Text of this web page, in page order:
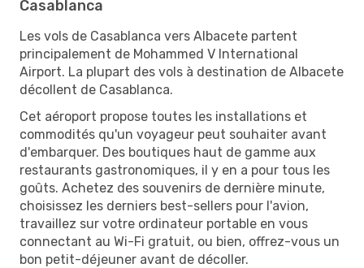
Casablanca
Les vols de Casablanca vers Albacete partent
principalement de Mohammed V International
Airport. La plupart des vols à destination de Albacete
décollent de Casablanca.
Cet aéroport propose toutes les installations et
commodités qu'un voyageur peut souhaiter avant
d'embarquer. Des boutiques haut de gamme aux
restaurants gastronomiques, il y en a pour tous les
goûts. Achetez des souvenirs de dernière minute,
choisissez les derniers best-sellers pour l'avion,
travaillez sur votre ordinateur portable en vous
connectant au Wi-Fi gratuit, ou bien, offrez-vous un
bon petit-déjeuner avant de décoller.